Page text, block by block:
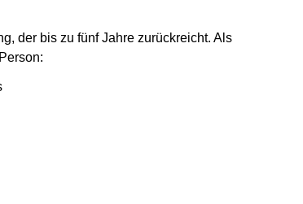
der bis zu fünf Jahre zurückreicht. Als